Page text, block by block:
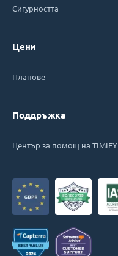
Сигурността
Цени
Планове
Поддръжка
Център за помощ на TIMIFY